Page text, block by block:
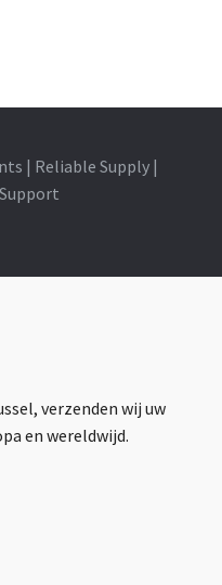
| Reliable Supply |
verzenden wij uw
en wereldwijd.